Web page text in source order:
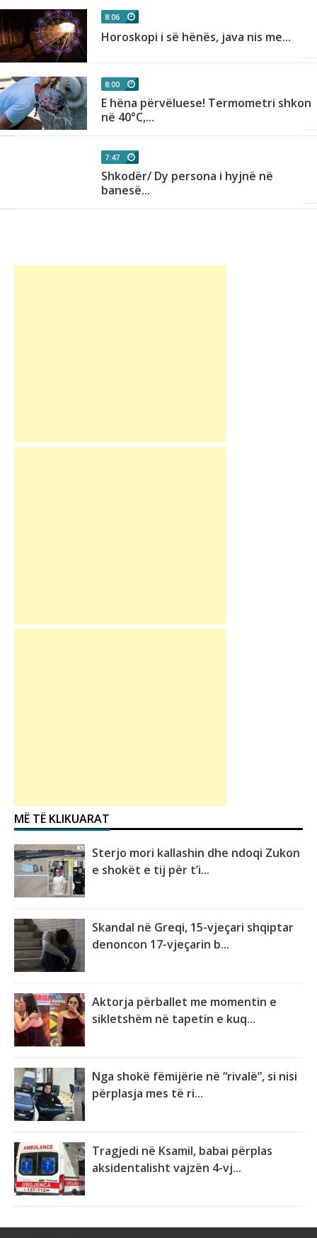
8:06
Horoskopi i së hënës, java nis me...
8:00
E hëna përvëluese! Termometri shkon
në 40°C,...
7:47
Shkodër/ Dy persona i hyjnë në
banesë...
MË TË KLIKUARAT
Sterjo mori kallashin dhe ndoqi Zukon
e shokët e tij për t’i...
Skandal në Greqi, 15-vjeçari shqiptar
denoncon 17-vjeçarin b...
Aktorja përballet me momentin e
sikletshëm në tapetin e kuq...
Nga shokë fëmijërie në “rivalë”, si nisi
përplasja mes të ri...
Tragjedi në Ksamil, babai përplas
aksidentalisht vajzën 4-vj...